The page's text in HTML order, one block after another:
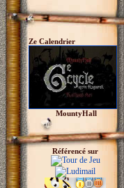
Ze Calendrier
MountyHall
Référencé sur